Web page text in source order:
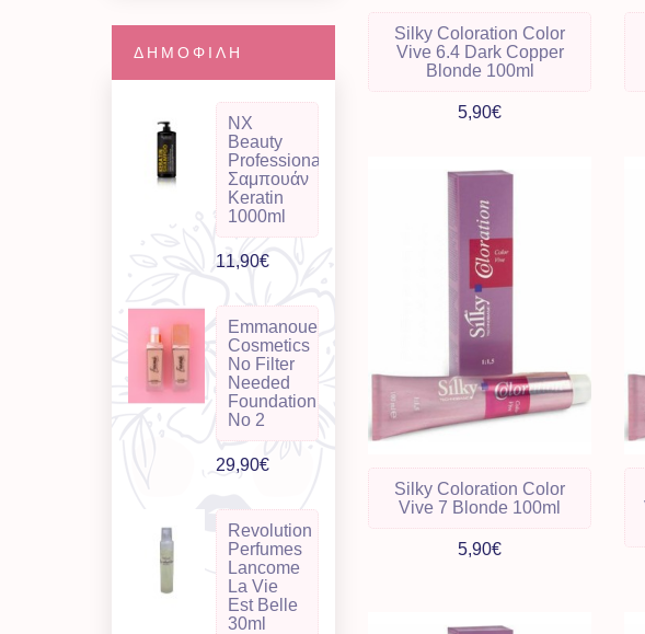
ΔΗΜΟΦΙΛΉ
NX
Beauty
Professional
Σαμπουάν
Keratin
1000ml
11,90€
Emmanouela
Cosmetics
No Filter
Needed
Foundation
No 2
29,90€
Revolution
Perfumes
Lancome
La Vie
Est Belle
30ml
Silky Coloration Color
Vive 6.4 Dark Copper
Blonde 100ml
5,90€
Silky Coloration Color
Vive 7 Blonde 100ml
5,90€